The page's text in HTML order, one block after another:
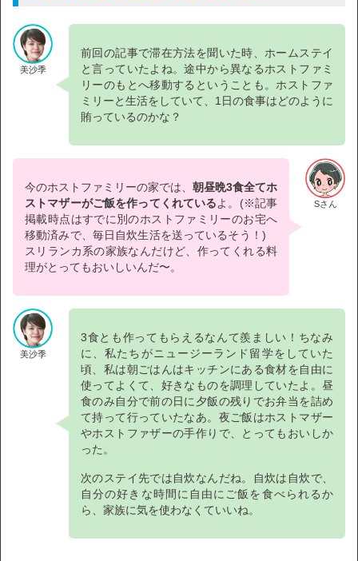
美沙季
前回の記事で滞在方法を聞いた時、ホームステイ
と言っていたよね。途中から異なるホストファミ
リーのもとへ移動するということも。ホストファ
ミリーと生活をしていて、1日の食事はどのように
賄っているのかな？
Sさん
今のホストファミリーの家では、 朝昼晩3食全てホ
ストマザーがご飯を作ってくれているよ。(※記事
掲載時点はすでに別のホストファミリーのお宅へ
移動済みで、毎日自炊生活を送っているそう！)
スリランカ系の家族なんだけど、作ってくれる料
理がとってもおいしいんだ〜。
美沙季
3食とも作ってもらえるなんて羨ましい！ちなみ
に、私たちがニュージーランド留学をしていた
頃、私は朝ごはんはキッチンにある食材を自由に
使ってよくて、好きなものを調理していたよ。昼
食のみ自分で前の日に夕飯の残りでお弁当を詰め
て持って行っていたなあ。夜ご飯はホストマザー
やホストファザーの手作りで、とってもおいしか
った。
次のステイ先では自炊なんだね。自炊は自炊で、
自分の好きな時間に自由にご飯を食べられるか
ら、家族に気を使わなくていいね。